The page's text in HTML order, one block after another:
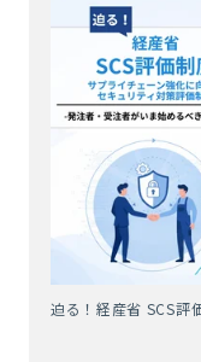
迫る！経産省 SCS評